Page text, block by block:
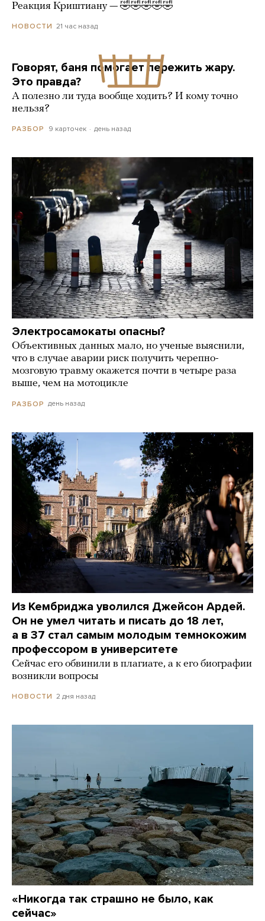
Реакция Криштиану — 🤣🤣🤣🤣🤣
НОВОСТИ 21 час назад
Говорят, баня помогает пережить жару.
Это правда?
А полезно ли туда вообще ходить? И кому точно
нельзя?
РАЗБОР 9 карточек день назад
Электросамокаты опасны?
Объективных данных мало, но ученые выяснили,
что в случае аварии риск получить черепно-
мозговую травму окажется почти в четыре раза
выше, чем на мотоцикле
РАЗБОР день назад
Из Кембриджа уволился Джейсон Ардей.
Он не умел читать и писать до 18 лет,
а в 37 стал самым молодым темнокожим
профессором в университете
Сейчас его обвинили в плагиате, а к его биографии
возникли вопросы
НОВОСТИ 2 дня назад
«Никогда так страшно не было, как
сейчас»